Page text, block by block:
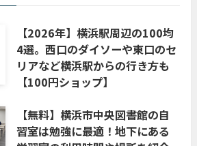
【2026年】横浜駅周辺の100均
4選。西口のダイソーや東口のセ
リアなど横浜駅からの行き方も
【100円ショップ】
【無料】横浜市中央図書館の自
習室は勉強に最適！地下にある